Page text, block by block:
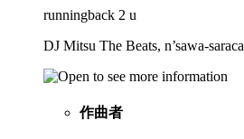
runningback 2 u
DJ Mitsu The Beats, n’sawa-saraca
作曲者